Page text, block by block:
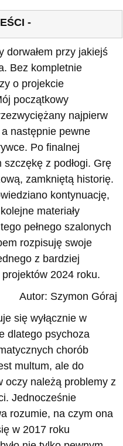
-
dorwałem przy jakiejś
Bez kompletnie
o projekcie
początkowy
najpierw
następnie pewne
Po finalnej
z podłogi. Grę
zamkniętą historię.
kontynuację,
materiały
pełnego szalonych
rozpisuję swoje
z bardziej
2024 roku.
Autor: Szymon Góraj
się wyłącznie w
dlatego psychoza
chorób
multum, ale do
oczy należą problemy z
Jednocześnie
rozumie, na czym ona
w 2017 roku